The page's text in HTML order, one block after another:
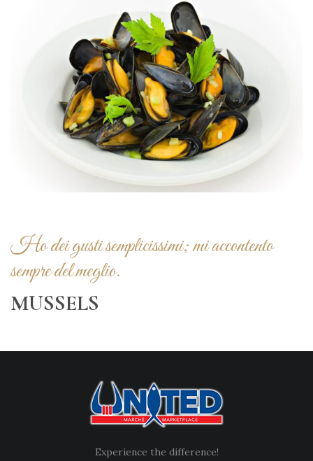
Ho dei gusti semplicissimi; mi accontento
sempre del meglio.
MUSSELS
Experience the difference!